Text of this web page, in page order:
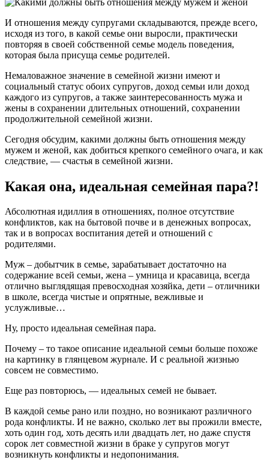
И отношения между супругами складываются, прежде всего,
исходя из того, в какой семье они выросли, практически
повторяя в своей собственной семье модель поведения,
которая была присуща семье родителей.
Немаловажное значение в семейной жизни имеют и
социальный статус обоих супругов, доход семьи или доход
каждого из супругов, а также заинтересованность мужа и
жены в сохранении длительных отношений, сохранении
продолжительной семейной жизни.
Сегодня обсудим, какими должны быть отношения между
мужем и женой, как добиться крепкого семейного очага, и как
следствие, — счастья в семейной жизни.
Какая она, идеальная семейная пара?!
Абсолютная идиллия в отношениях, полное отсутствие
конфликтов, как на бытовой почве и в денежных вопросах,
так и в вопросах воспитания детей и отношений с
родителями.
Муж – добытчик в семье, зарабатывает достаточно на
содержание всей семьи, жена – умница и красавица, всегда
отлично выглядящая превосходная хозяйка, дети – отличники
в школе, всегда чистые и опрятные, вежливые и
услужливые…
Ну, просто идеальная семейная пара.
Почему – то такое описание идеальной семьи больше похоже
на картинку в глянцевом журнале. И с реальной жизнью
совсем не совместимо.
Еще раз повторюсь, — идеальных семей не бывает.
В каждой семье рано или поздно, но возникают различного
рода конфликты. И не важно, сколько лет вы прожили вместе,
хоть один год, хоть десять или двадцать лет, но даже спустя
сорок лет совместной жизни в браке у супругов могут
возникнуть конфликты и недопонимания.